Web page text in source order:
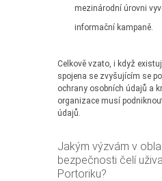
mezinárodní úrovni
informační kampaně.
Celkově vzato, i když
spojena se zvyšujícím se
ochrany osobních údajů a
organizace musí
údajů.
Jakým výzvám v
bezpečnosti čelí
Portoriku?